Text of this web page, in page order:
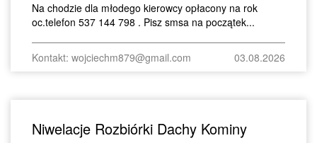
Na chodzie dla młodego kierowcy opłacony na rok
oc.telefon 537 144 798 . Pisz smsa na początek...
Kontakt: wojciechm879@gmail.com 03.08.2026
Niwelacje Rozbiórki Dachy Kominy